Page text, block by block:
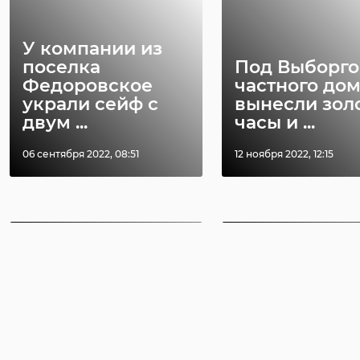
У компании из
поселка
Федоровское
украли сейф с
двум ...
06 сентября 2022, 08:51
Под
частного
вынесли
часы и ...
12 ноября 2022, 12:15
Биржа труда
Ленобласти
назвала самые
редкие и высоко
Самые
зарплаты в
Ленобласти
готовы